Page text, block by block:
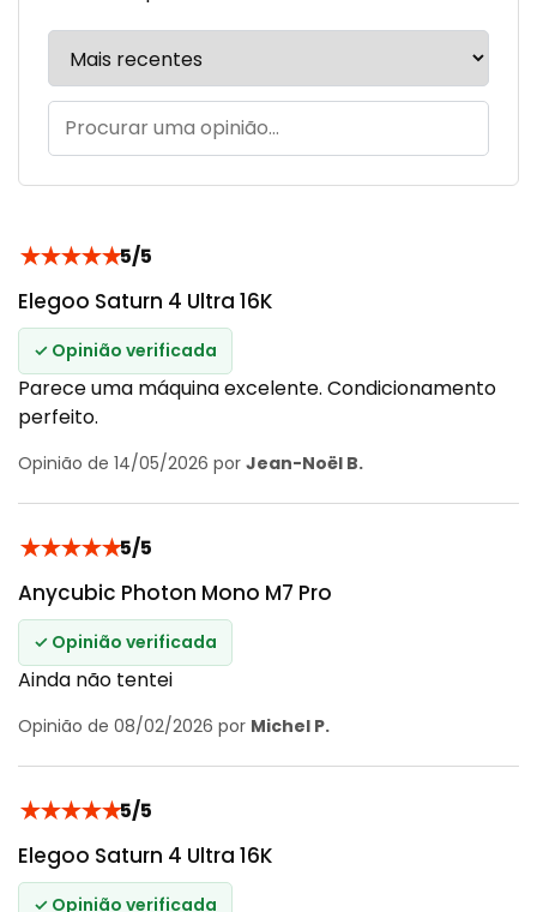
★★★★★5/5
Elegoo Saturn 4 Ultra 16K
✓ Opinião verificada
Parece uma máquina excelente. Condicionamento
perfeito.
Opinião de 14/05/2026 por Jean-Noël B.
★★★★★5/5
Anycubic Photon Mono M7 Pro
✓ Opinião verificada
Ainda não tentei
Opinião de 08/02/2026 por Michel P.
★★★★★5/5
Elegoo Saturn 4 Ultra 16K
✓ Opinião verificada